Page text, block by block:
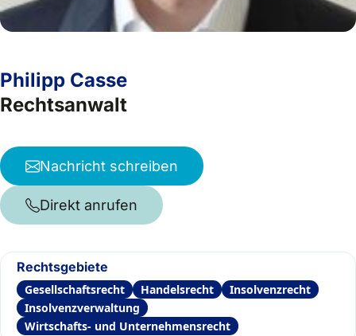
Philipp Casse
Rechtsanwalt
Nachricht schreiben
Direkt anrufen
Rechtsgebiete
Gesellschaftsrecht Handelsrecht
Insolvenzrecht
Insolvenzverwaltung
Wirtschafts- und Unternehmensrecht